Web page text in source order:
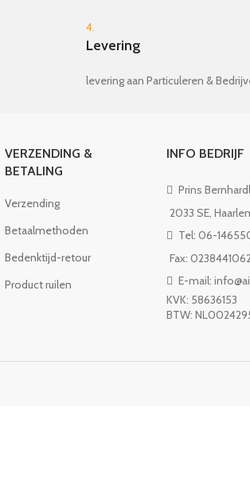
4.
Levering
levering aan Particuleren &
VERZENDING &
BETALING
Verzending
Betaalmethoden
Bedenktijd-retour
Product ruilen
INFO BEDRIJF
Prins
2033 SE,
Tel: 06-
Fax:
E-mail:
KVK: 58636153
BTW: